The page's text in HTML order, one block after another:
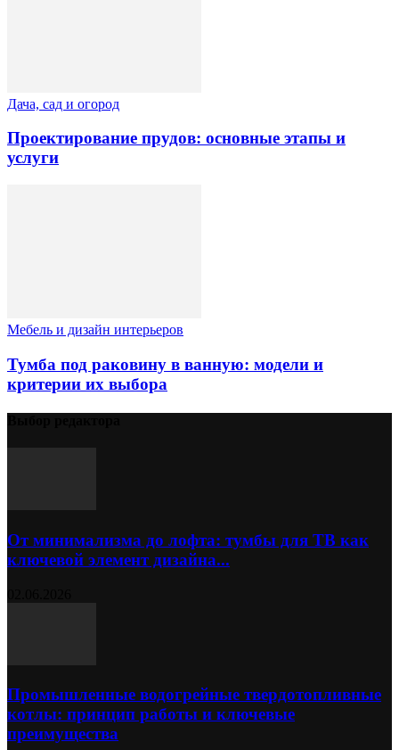
Дача, сад и огород
Проектирование прудов: основные этапы и
услуги
Мебель и дизайн интерьеров
Тумба под раковину в ванную: модели и
критерии их выбора
От минимализма до лофта: тумбы для ТВ как
ключевой элемент дизайна...
Промышленные водогрейные твердотопливные
котлы: принцип работы и ключевые
преимущества